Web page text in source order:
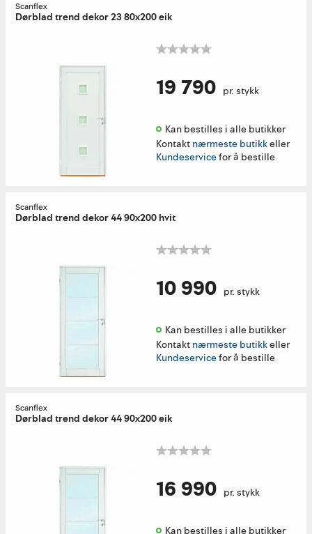
Scanflex
Dørblad trend dekor 23 80x200 eik
19 790 pr. stykk
Kan bestilles i alle butikker
Kontakt nærmeste butikkeller
Kundeservicefor å bestille
Scanflex
Dørblad trend dekor 44 90x200 hvit
10 990 pr. stykk
Kan bestilles i alle butikker
Kontakt nærmeste butikkeller
Kundeservicefor å bestille
Scanflex
Dørblad trend dekor 44 90x200 eik
16 990 pr. stykk
Kan bestilles i alle butikker